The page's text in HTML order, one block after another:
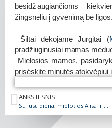
besidžiaugiančioms
žingsneliu į gyvenimą be ligos.
Šiltai dėkojame Jurgitai (
pradžiuginusiai mamas
Mielosios mamos,
prisėskite minutės atokvėpiui
Mamos
Mamos
Mamos
Mamos
ANKSTESNIS